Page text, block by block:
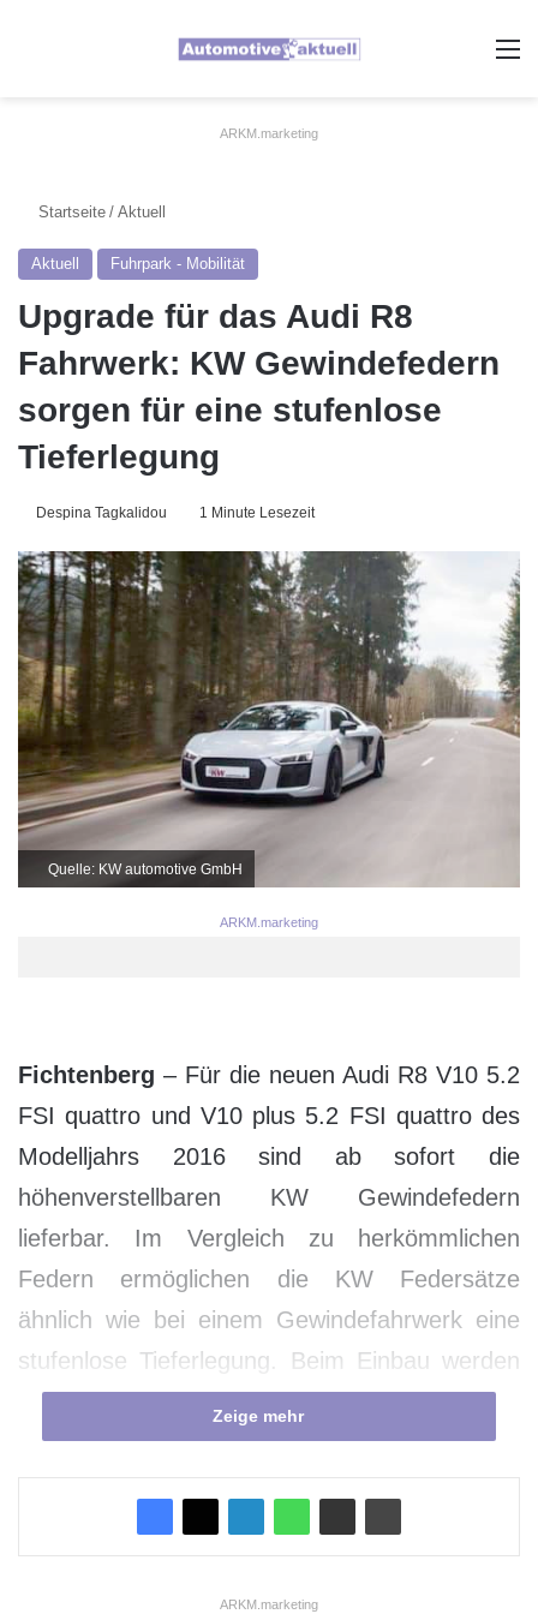
ARKM.marketing
Startseite / Aktuell
Aktuell Fuhrpark - Mobilität
Upgrade für das Audi R8
Fahrwerk: KW Gewindefedern
sorgen für eine stufenlose
Tieferlegung
Despina Tagkalidou 1 Minute Lesezeit
Quelle: KW automotive GmbH
ARKM.marketing
Fichtenberg – Für die neuen Audi R8 V10 5.2
FSI quattro und V10 plus 5.2 FSI quattro des
Modelljahrs 2016 sind ab sofort die
höhenverstellbaren KW Gewindefedern
lieferbar. Im Vergleich zu herkömmlichen
Federn ermöglichen die KW Federsätze
ähnlich wie bei einem Gewindefahrwerk eine
stufenlose Tieferlegung. Beim Einbau werden
einfach die Serienfedern gegen die KW Federn
mit ihrer Niveauregulierung ersetzt.
Anschließend kann in Verbindung mit den
im geprüften Einstellbereich von 5 – 25 mm
vorgenommen werden. Mit herkömmlichen
Zeige mehr
ARKM.marketing